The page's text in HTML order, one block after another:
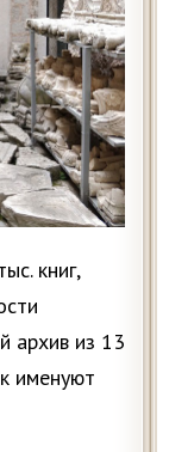
книг,
архив из 13
именуют